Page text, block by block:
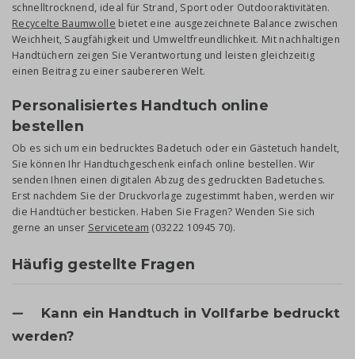
schnelltrocknend, ideal für Strand, Sport oder Outdooraktivitäten.
Recycelte Baumwolle bietet eine ausgezeichnete Balance zwischen
Weichheit, Saugfähigkeit und Umweltfreundlichkeit. Mit nachhaltigen
Handtüchern zeigen Sie Verantwortung und leisten gleichzeitig
einen Beitrag zu einer saubereren Welt.
Personalisiertes Handtuch online
bestellen
Ob es sich um ein bedrucktes Badetuch oder ein Gästetuch handelt,
Sie können Ihr Handtuchgeschenk einfach online bestellen. Wir
senden Ihnen einen digitalen Abzug des gedruckten Badetuches.
Erst nachdem Sie der Druckvorlage zugestimmt haben, werden wir
die Handtücher besticken. Haben Sie Fragen? Wenden Sie sich
gerne an unser Serviceteam (03222 10945 70).
Häufig gestellte Fragen
Kann ein Handtuch in Vollfarbe bedruckt
werden?